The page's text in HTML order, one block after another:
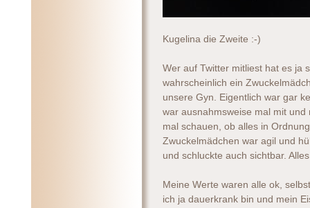
Kugelina die Zweite :-)
Wer auf Twitter mitliest hat es ja
wahrscheinlich ein
unsere Gyn. Eigentlich war gar
war ausnahmsweise mal mit
mal schauen, ob alles in
Zwuckelmädchen war agil und
und schluckte auch sichtbar.
Meine Werte waren alle ok,
ich ja dauerkrank bin und mein